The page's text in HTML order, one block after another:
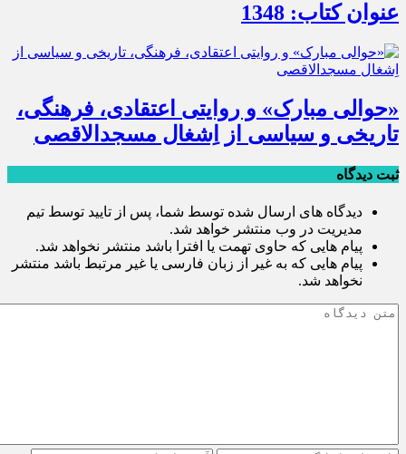
عنوان کتاب: 1348
«حوالی مبارک» و روایتی اعتقادی، فرهنگی،
تاریخی و سیاسی از اِشغال مسجدالاقصی
ثبت دیدگاه
دیدگاه های ارسال شده توسط شما، پس از تایید توسط تیم
مدیریت در وب منتشر خواهد شد.
پیام هایی که حاوی تهمت یا افترا باشد منتشر نخواهد شد.
پیام هایی که به غیر از زبان فارسی یا غیر مرتبط باشد منتشر
نخواهد شد.